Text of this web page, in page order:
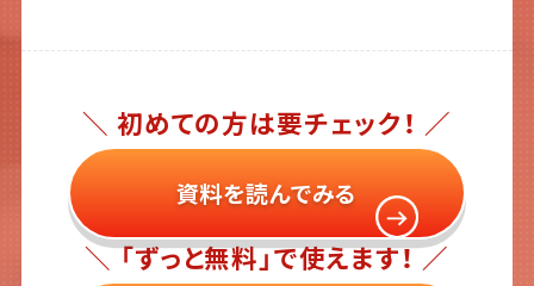
＼ 初めての方は要チェック！ ／
資料を読んでみる
＼ 「ずっと無料」で使えます！ ／